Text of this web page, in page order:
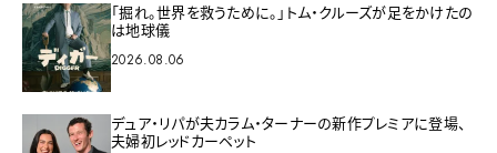
「掘れ。世界を救うために。」トム・クルーズが足をかけたの
は地球儀
2026.08.06
デュア・リパが夫カラム・ターナーの新作プレミアに登場、
夫婦初レッドカーペット